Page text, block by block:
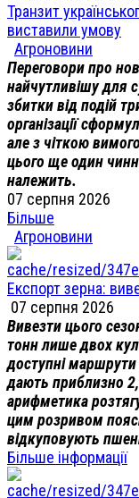
Транзит
виставили умову
Агроновини
Переговори про
найчутливішу для
збитки від подій
організації
але з чіткою
цього ще один
належить.
07 серпня 2026
Більше
Агроновини
Експорт зерна:
07 серпня 2026
Вивезти цього
тонн лише двох
доступні
дають приблизно
арифметика
цим розривом
відкуповують
Більше інформації